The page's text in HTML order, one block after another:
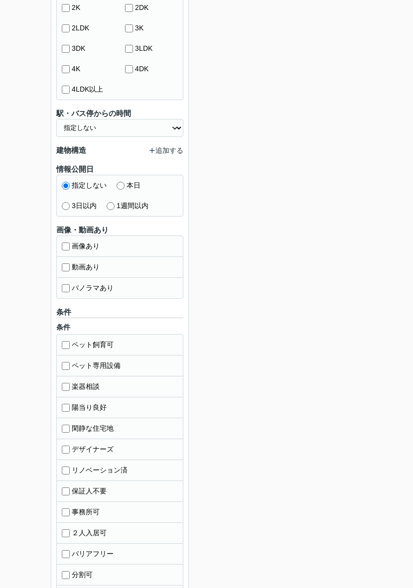
2K 2DK
2LDK 3K
3DK 3LDK
4K 4DK
4LDK以上
駅・バス停からの時間
建物構造 追加する
情報公開日
指定しない 本日
3日以内 1週間以内
画像・動画あり
画像あり
動画あり
パノラマあり
条件
条件
ペット飼育可
ペット専用設備
楽器相談
陽当り良好
閑静な住宅地
デザイナーズ
リノベーション済
保証人不要
事務所可
２人入居可
バリアフリー
分割可